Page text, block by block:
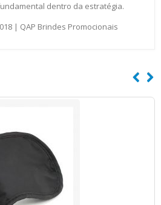
dentro da estratégia.
| QAP Brindes Promocionais